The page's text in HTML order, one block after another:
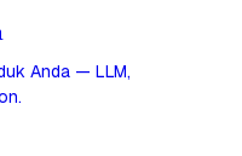
Anda — LLM,